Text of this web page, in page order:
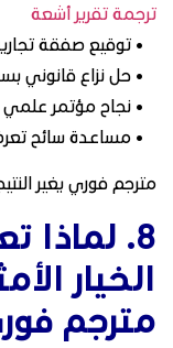
ترجمة تقرير أشعة
• توقيع صفقة
• حل نزاع قانوني
• نجاح مؤتمر
• مساعدة سائح
مترجم فوري يغير
8. لماذا
الخيار
مترجم